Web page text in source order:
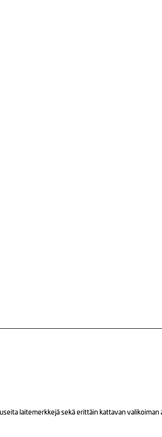
laitemerkkejä sekä erittäin kattavan